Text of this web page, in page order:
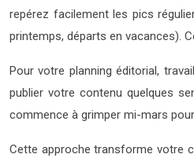
repérez facilement les pics
printemps, départs en vacances).
Pour votre planning éditorial,
publier votre contenu quelques
commence à grimper mi-mars
Cette approche transforme votre